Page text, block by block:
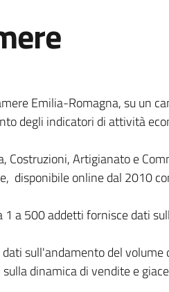
Emilia-Romagna, su un
degli indicatori di attività
Artigianato e
disponibile online dal 2010
a 500 addetti fornisce dati
sull'andamento del volume
dinamica di vendite e